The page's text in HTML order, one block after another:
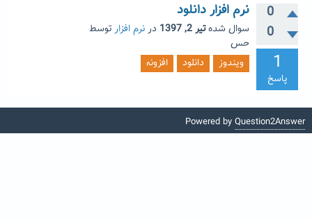
0
0
1
پاسخ
نرم افزار دانلود
سوال شدهتیر 2, 1397 درنرم افزارتوسط
حس
ویندوز
دانلود افزونه
Powered by Question2Answer